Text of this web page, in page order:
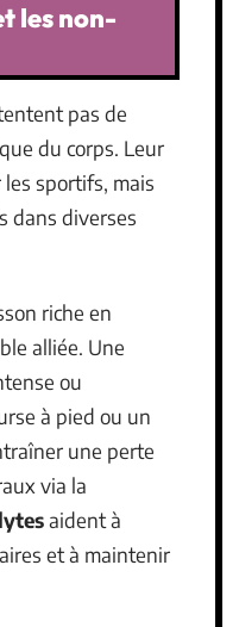
les non-
pas de
du corps. Leur
sportifs, mais
dans diverses
riche en
alliée. Une
ou
à pied ou un
une perte
via la
aident à
et à maintenir